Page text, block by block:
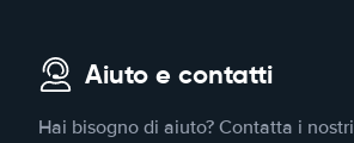
Aiuto e contatti
Hai bisogno di aiuto? Contatta i nostri